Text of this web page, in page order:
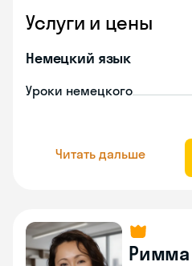
Услуги и цены
Немецкий язык
Уроки немецкого
Читать дальше
Римма